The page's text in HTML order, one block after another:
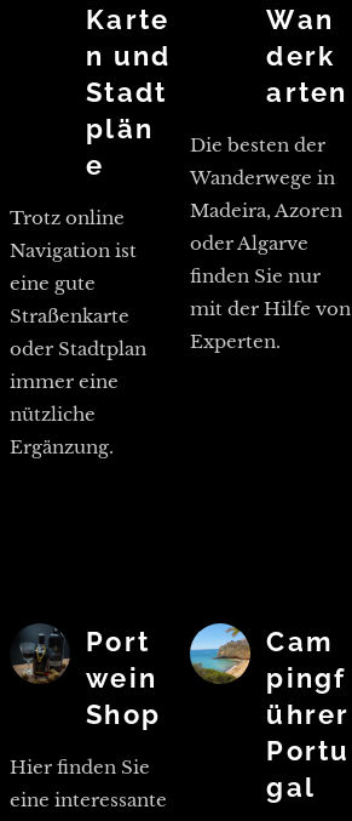
Karte
n und
Stadt
plän
e
Trotz online
Navigation ist
eine gute
Straßenkarte
oder Stadtplan
immer eine
nützliche
Ergänzung.
Wan
derk
arten
Die besten der
Wanderwege in
Madeira, Azoren
oder Algarve
finden Sie nur
mit der Hilfe von
Experten.
Port
wein
Shop
Hier finden Sie
eine interessante
Cam
pingf
ührer
Portu
gal